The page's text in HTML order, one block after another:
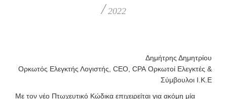
/ 2022
Δημήτρης Δημητρίου
Ορκωτός Ελεγκτής Λογιστής, CEO, CPA Ορκωτοί Ελεγκτές &
Σύμβουλοι Ι.Κ.Ε
Με τον νέο Πτωχευτικό Κώδικα επιχειρείται για ακόμη μία